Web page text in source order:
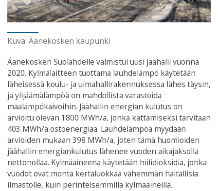
Kuva: Äänekosken kaupunki
Äänekosken Suolahdelle valmistui uusi jäähalli vuonna
2020. Kylmälaitteen tuottama lauhdelämpö käytetään
läheisessä koulu- ja uimahallirakennuksessa lähes täysin,
ja ylijäämälämpöä on mahdollista varastoida
maalämpökaivoihin. Jäähallin energian kulutus on
arvioitu olevan 1800 MWh/a, jonka kattamiseksi tarvitaan
403 MWh/a ostoenergiaa. Lauhdelämpöä myydään
arvioiden mukaan 398 MWh/a, joten tämä huomioiden
jäähallin energiankulutus lähenee vuoden aikajaksolla
nettonollaa. Kylmäaineena käytetään hiilidioksidia, jonka
vuodot ovat monta kertaluokkaa vähemmän haitallisia
ilmastolle, kuin perinteisemmillä kylmäaineilla.